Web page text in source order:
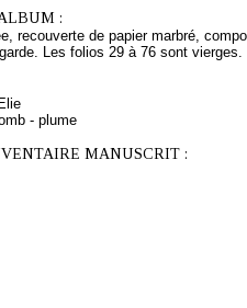
:
recouverte de papier marbré,
Les folios 29 à 76 sont
- plume
MANUSCRIT :